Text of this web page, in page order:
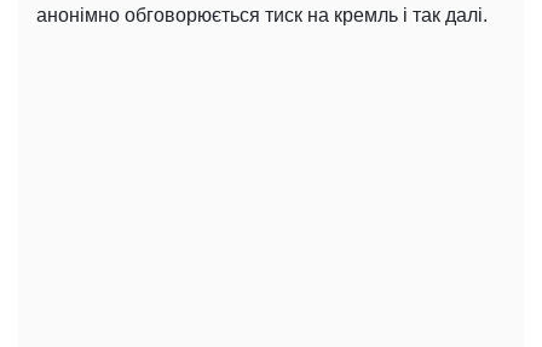
анонімно обговорюється тиск на кремль і так далі.